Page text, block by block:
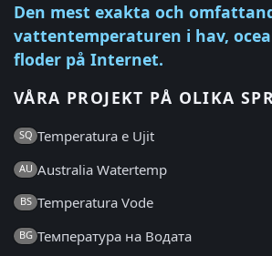
Den mest exakta och
vattentemperaturen i hav,
floder på Internet.
VÅRA PROJEKT PÅ OLIKA
SQ Temperatura e Ujit
AU Australia Watertemp
BS Temperatura Vode
BG Температура на Водата